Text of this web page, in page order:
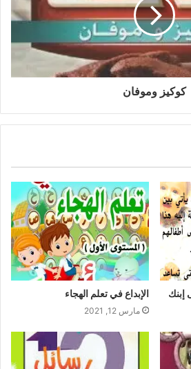
كوكيز وموفان
إبنك الإبداع في تعلم الهجاء
مارس 12, 2021